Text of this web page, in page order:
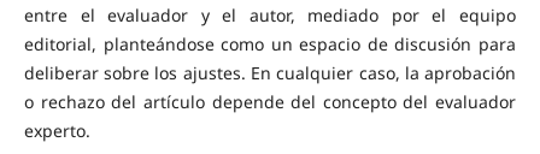
entre el evaluador y el autor, mediado por el equipo
editorial, planteándose como un espacio de discusión para
deliberar sobre los ajustes. En cualquier caso, la aprobación
o rechazo del artículo depende del concepto del evaluador
experto.